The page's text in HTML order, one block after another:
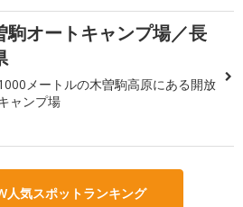
駒オートキャンプ場／長
メートルの木曽駒高原にある開放
ャンプ場
人気スポットランキング